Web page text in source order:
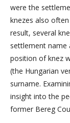
were the
knezes also
result, several
settlement name
position of knez
(the Hungarian
surname.
insight into the
former Bereg